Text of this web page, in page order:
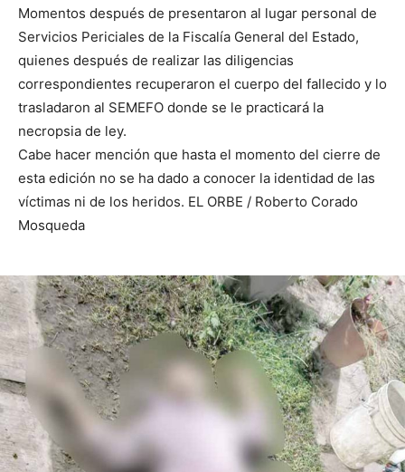
Momentos después de presentaron al lugar personal de
Servicios Periciales de la Fiscalía General del Estado,
quienes después de realizar las diligencias
correspondientes recuperaron el cuerpo del fallecido y lo
trasladaron al SEMEFO donde se le practicará la
necropsia de ley.
Cabe hacer mención que hasta el momento del cierre de
esta edición no se ha dado a conocer la identidad de las
víctimas ni de los heridos. EL ORBE / Roberto Corado
Mosqueda